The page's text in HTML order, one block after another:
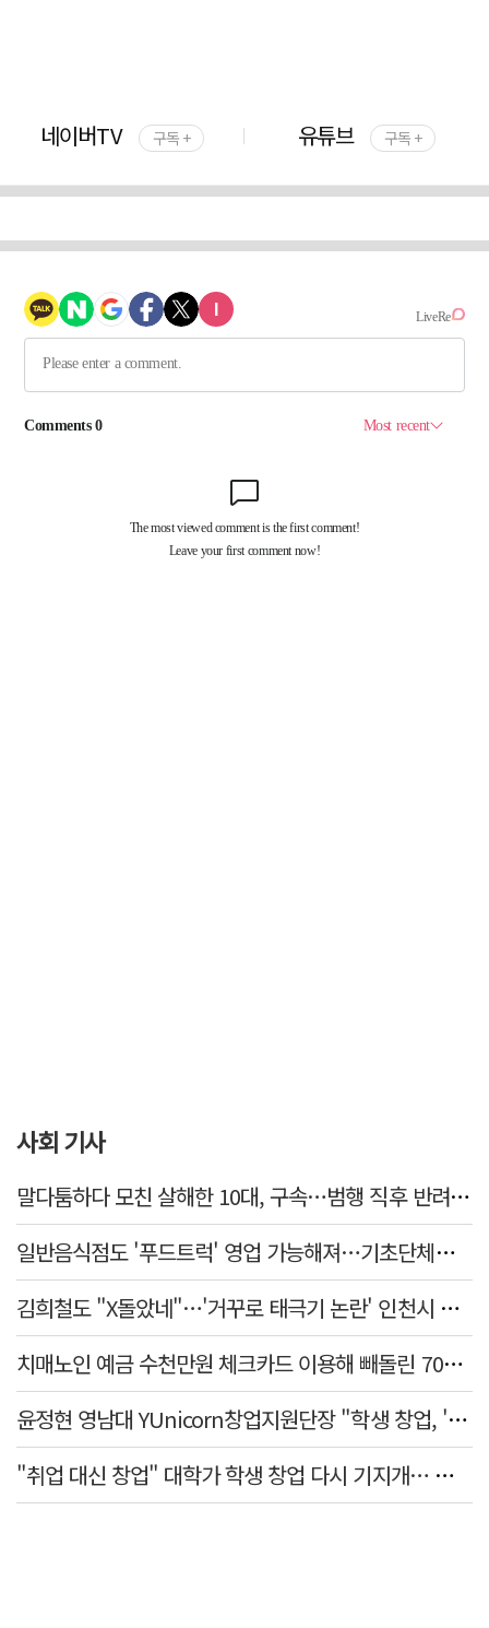
네이버TV 구독 + 유튜브 구독 +
사회 기사
말다툼하다 모친 살해한 10대, 구속…범행 직후 반려견도 죽여
일반음식점도 '푸드트럭' 영업 가능해져…기초단체별 조례 개정 움직임
김희철도 "X돌았네"…'거꾸로 태극기 논란' 인천시 현수막, 이틀 만에 철거
치매노인 예금 수천만원 체크카드 이용해 빼돌린 70대 간병인, 집행유예
윤정현 영남대 YUnicorn창업지원단장 "학생 창업, '팀 빌딩'이 제일 중요"
"취업 대신 창업" 대학가 학생 창업 다시 기지개… 창업자·기업·매출 동반 성장